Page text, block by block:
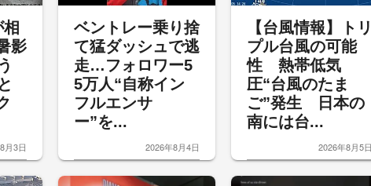
影
月3日
ベントレー乗り捨
て猛ダッシュで逃
走…フォロワー5
5万人“自称イン
フルエンサ
ー”を...
2026年8月4日
【台風情報】トリ
プル台風の可能
性 熱帯低気
圧“台風のたま
ご”発生 日本の
南には台...
2026年8月5日